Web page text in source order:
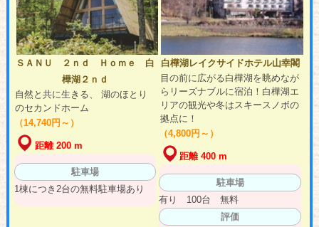
ＳＡＮＵ ２ｎｄ Ｈｏｍｅ 白
樺湖２ｎｄ
自然と共に生きる、 湖のほとり
のセカンドホーム
（14,740円～）
距離 200 m
駐車場
1棟につき2台の無料駐車場あり
白樺湖レイクサイドホテル山幸閣
目の前に広がる白樺湖を眺めなが
らリーズナブルに宿泊！白樺湖エ
リアの観光や冬はスキースノボの
拠点に！
（4,800円～）
距離 400 m
駐車場
有り 100台 無料
評価